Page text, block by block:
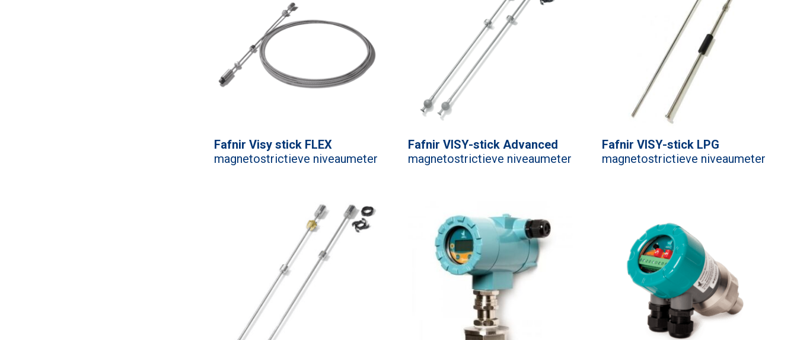
Fafnir Visy stick FLEX
magnetostrictieve niveaumeter
Fafnir VISY-stick Advanced
magnetostrictieve niveaumeter
Fafnir VISY-stick LPG
magnetostrictieve niveaumeter